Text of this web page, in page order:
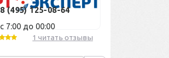
1 читать отзывы
8 (495) 125-08-64
с 7:00 до 00:00